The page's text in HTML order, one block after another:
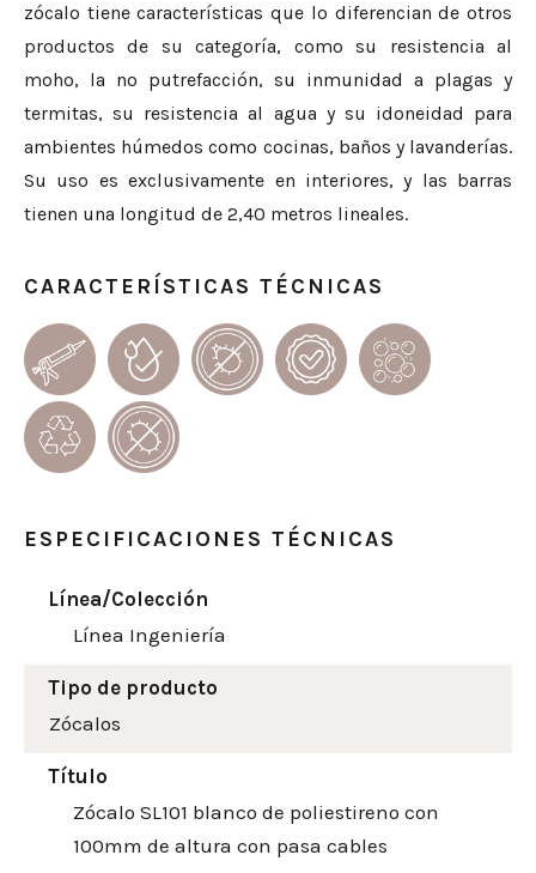
zócalo tiene características que lo diferencian de otros
productos de su categoría, como su resistencia al
moho, la no putrefacción, su inmunidad a plagas y
termitas, su resistencia al agua y su idoneidad para
ambientes húmedos como cocinas, baños y lavanderías.
Su uso es exclusivamente en interiores, y las barras
tienen una longitud de 2,40 metros lineales.
CARACTERÍSTICAS TÉCNICAS
ESPECIFICACIONES TÉCNICAS
Línea/Colección
Línea Ingeniería
Tipo de producto
Zócalos
Título
Zócalo SL101 blanco de poliestireno con
100mm de altura con pasa cables